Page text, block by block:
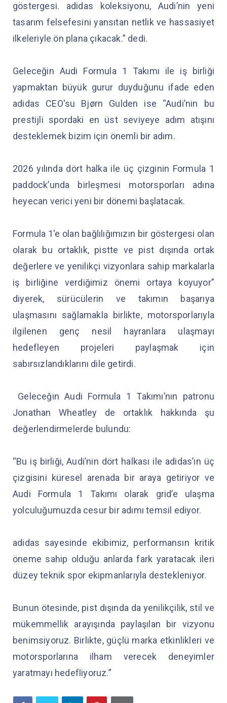
göstergesi. adidas koleksiyonu, Audi’nin yeni
tasarım felsefesini yansıtan netlik ve hassasiyet
ilkeleriyle ön plana çıkacak.” dedi.
Geleceğin Audi Formula 1 Takımı ile iş birliği
yapmaktan büyük gurur duyduğunu ifade eden
adidas CEO'su Bjørn Gulden ise “Audi’nin bu
prestijli spordaki en üst seviyeye adım atışını
desteklemek bizim için önemli bir adım.
2026 yılında dört halka ile üç çizginin Formula 1
paddock’unda birleşmesi motorsporları adına
heyecan verici yeni bir dönemi başlatacak.
Formula 1'e olan bağlılığımızın bir göstergesi olan
olarak bu ortaklık, pistte ve pist dışında ortak
değerlere ve yenilikçi vizyonlara sahip markalarla
iş birliğine verdiğimiz önemi ortaya koyuyor”
diyerek, sürücülerin ve takımın başarıya
ulaşmasını sağlamakla birlikte, motorsporlarıyla
ilgilenen genç nesil hayranlara ulaşmayı
hedefleyen projeleri paylaşmak için
sabırsızlandıklarını dile getirdi.
Geleceğin Audi Formula 1 Takımı’nın patronu
Jonathan Wheatley de ortaklık hakkında şu
değerlendirmelerde bulundu:
“Bu iş birliği, Audi’nin dört halkası ile adidas’ın üç
çizgisini küresel arenada bir araya getiriyor ve
Audi Formula 1 Takımı olarak grid’e ulaşma
yolculuğumuzda cesur bir adımı temsil ediyor.
adidas sayesinde ekibimiz, performansın kritik
öneme sahip olduğu anlarda fark yaratacak ileri
düzey teknik spor ekipmanlarıyla destekleniyor.
Bunun ötesinde, pist dışında da yenilikçilik, stil ve
mükemmellik arayışında paylaşılan bir vizyonu
benimsiyoruz. Birlikte, güçlü marka etkinlikleri ve
motorsporlarına ilham verecek deneyimler
yaratmayı hedefliyoruz.”